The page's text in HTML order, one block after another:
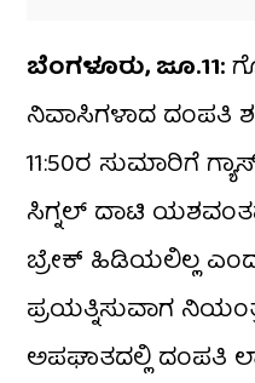
ಬೆಂಗಳೂರು, ಜೂ.11:
ನಿವಾಸಿಗಳಾದ ದಂಪತಿ
11:50ರ ಸುಮಾರಿಗೆ
ಸಿಗ್ನಲ್ ದಾಟಿ
ಬ್ರೇಕ್ ಹಿಡಿಯಲಿಲ್ಲ
ಪ್ರಯತ್ನಿಸುವಾಗ
ಅಪಘಾತದಲ್ಲಿ ದಂಪತಿ